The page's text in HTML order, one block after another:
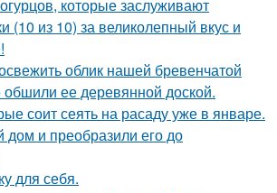
которые заслуживают
(10 из 10) за великолепный вкус и
облик нашей бревенчатой
обшили ее деревянной доской.
соит сеять на расаду уже в январе.
дом и преобразили его до
для себя.